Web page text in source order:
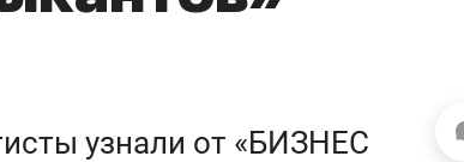
узнали от «БИЗНЕС